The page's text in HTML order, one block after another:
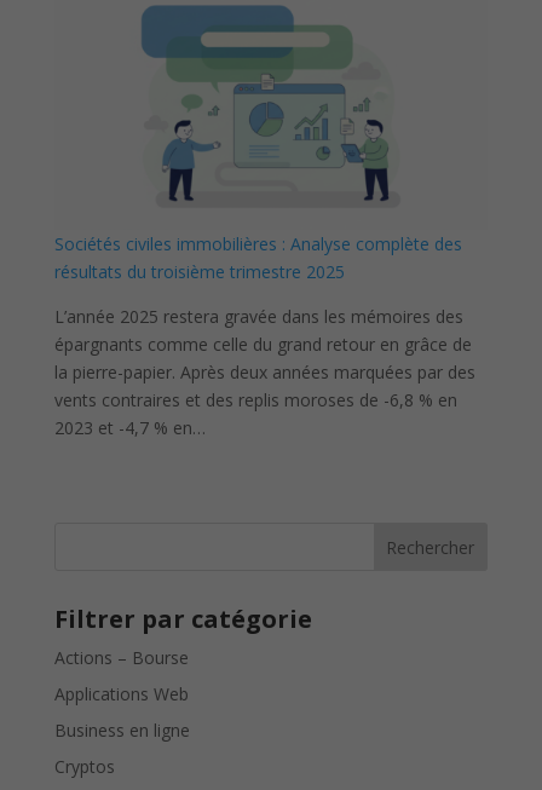
Sociétés civiles immobilières : Analyse complète des
résultats du troisième trimestre 2025
L’année 2025 restera gravée dans les mémoires des
épargnants comme celle du grand retour en grâce de
la pierre-papier. Après deux années marquées par des
vents contraires et des replis moroses de -6,8 % en
2023 et -4,7 % en…
Rechercher
Filtrer par catégorie
Actions – Bourse
Applications Web
Business en ligne
Cryptos